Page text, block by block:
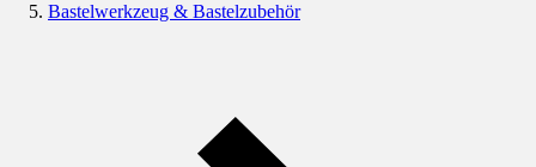
Bastelwerkzeug & Bastelzubehör